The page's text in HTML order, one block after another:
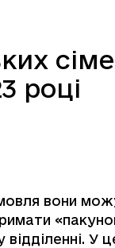
році
вони
У